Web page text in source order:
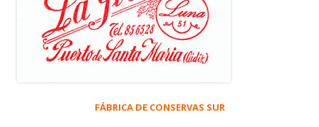
FÁBRICA DE CONSERVAS SUR